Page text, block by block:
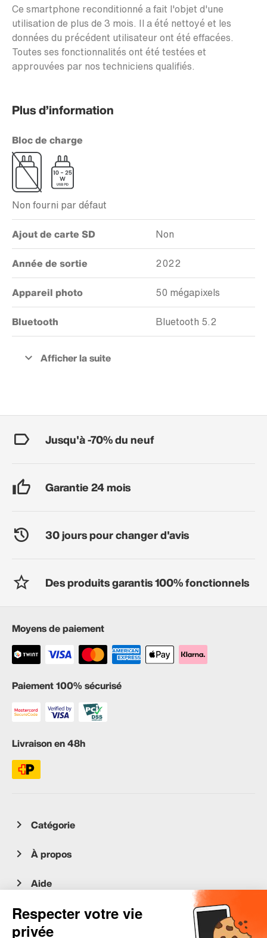
Ce smartphone reconditionné a fait l'objet d'une
utilisation de plus de 3 mois. Il a été nettoyé et les
données du précédent utilisateur ont été effacées.
Toutes ses fonctionnalités ont été testées et
approuvées par nos techniciens qualifiés.
Plus d’information
Bloc de charge
Non fourni par défaut
Ajout de carte SD Non
Année de sortie 2022
Appareil photo 50 mégapixels
Bluetooth Bluetooth 5.2
Jusqu'à -70% du neuf
Garantie 24 mois
30 jours pour changer d'avis
Des produits garantis 100% fonctionnels
Moyens de paiement
Paiement 100% sécurisé
Livraison en 48h
Catégorie
À propos
Aide
Service client